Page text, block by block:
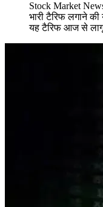
Stock Market
भारी टैरिफ लगाने की
यह टैरिफ आज से लागू